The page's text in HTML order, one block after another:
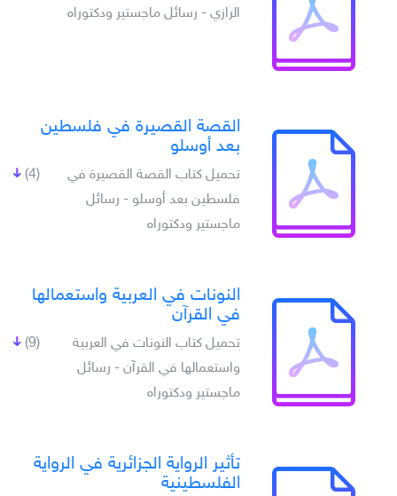
الرازي - رسائل ماجستير ودكتوراه
القصة القصيرة في فلسطين
بعد أوسلو
(4)
تحميل كتاب القصة القصيرة في
فلسطين بعد أوسلو - رسائل
ماجستير ودكتوراه
النونات في العربية واستعمالها
في القرآن
(9)
تحميل كتاب النونات في العربية
واستعمالها في القرآن - رسائل
ماجستير ودكتوراه
تأثير الرواية الجزائرية في الرواية
الفلسطينية